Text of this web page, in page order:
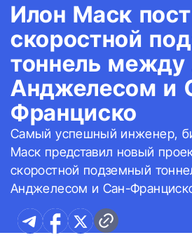
Илон Маск
скоростной
тоннель
Анджелесом и
Франциско
Самый успешный инженер,
Маск представил новый
скоростной подземный
Анджелесом и Сан-